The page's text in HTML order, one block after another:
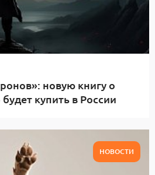
новую книгу о
купить в России
НОВОСТИ